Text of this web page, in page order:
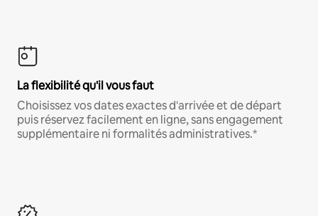
La flexibilité qu'il vous faut
Choisissez vos dates exactes d'arrivée et de départ
puis réservez facilement en ligne, sans engagement
supplémentaire ni formalités administratives.*